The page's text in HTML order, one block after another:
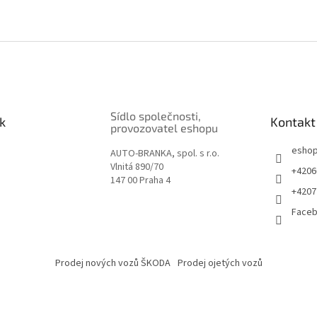
Sídlo společnosti,
provozovatel eshopu
AUTO-BRANKA, spol. s r.o.
Vlnitá 890/70
147 00 Praha 4
Kontakt
Prodej nových vozů ŠKODA Prodej ojetých vozů